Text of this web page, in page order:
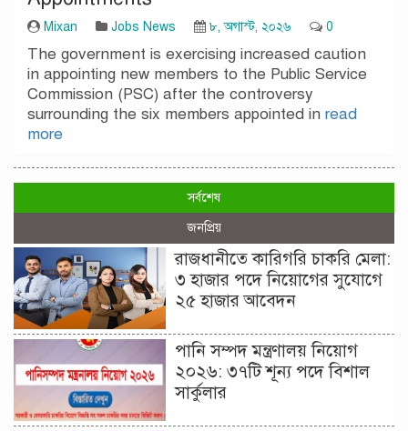
Mixan Jobs News ৮, অগাস্ট, ২০২৬ 0
The government is exercising increased caution
in appointing new members to the Public Service
Commission (PSC) after the controversy
surrounding the six members appointed in read
more
সর্বশেষ
জনপ্রিয়
রাজধানীতে কারিগরি চাকরি মেলা:
৩ হাজার পদে নিয়োগের সুযোগে
২৫ হাজার আবেদন
পানি সম্পদ মন্ত্রণালয় নিয়োগ
২০২৬: ৩৭টি শূন্য পদে বিশাল
সার্কুলার